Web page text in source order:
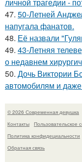
47. 50-Летней
напугала фанатов.
48. Её назвали
49. 43-Летняя
о недавнем
50. Дочь Виктории
автомобилям и
© 2026 Современная девушка
Контакты
Пользовательское
Политика конфидециальности
Обратная связь